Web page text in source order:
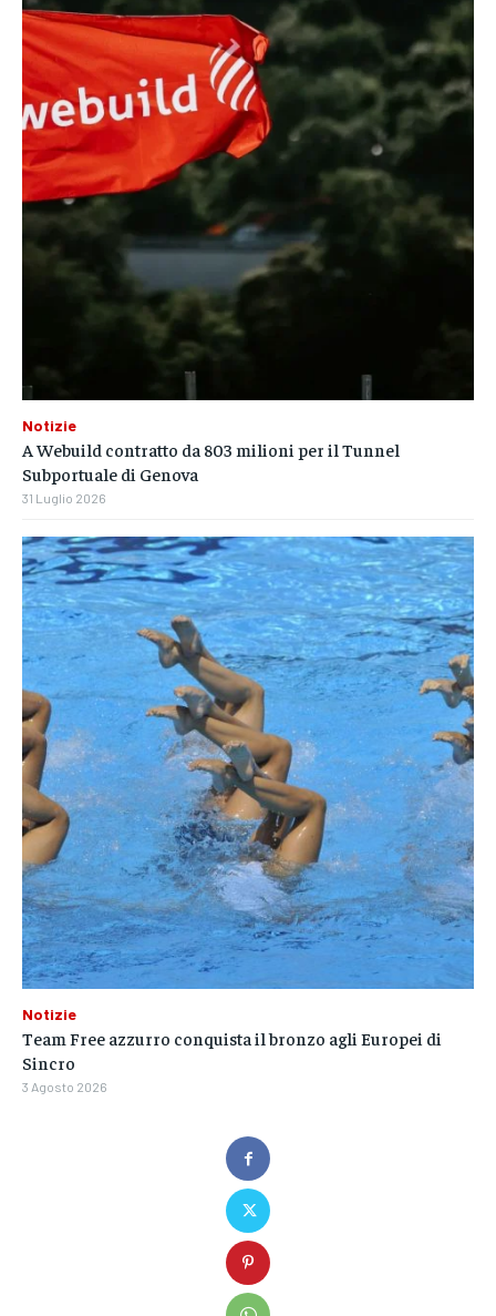
Notizie
A Webuild contratto da 803 milioni per il Tunnel
Subportuale di Genova
31 Luglio 2026
Notizie
Team Free azzurro conquista il bronzo agli Europei di
Sincro
3 Agosto 2026